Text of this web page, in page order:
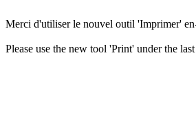
Merci d'utiliser le nouvel outil 'Imprimer'
Please use the new tool 'Print' under the